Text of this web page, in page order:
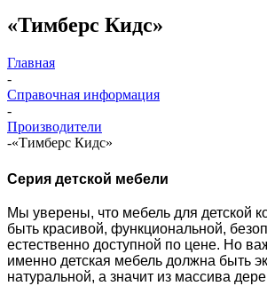
«Тимберс Кидс»
Главная
-
Справочная информация
-
Производители
-«Тимберс Кидс»
Серия детской мебели
Мы уверены, что мебель для детской
быть красивой, функциональной,
естественно доступной по цене. Но
именно детская мебель должна быть
натуральной, а значит из массива